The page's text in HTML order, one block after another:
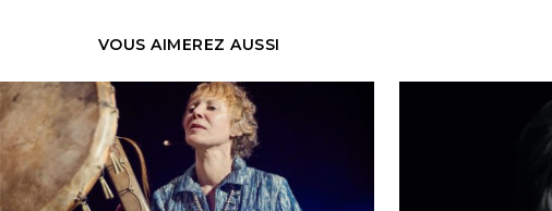
VOUS AIMEREZ AUSSI